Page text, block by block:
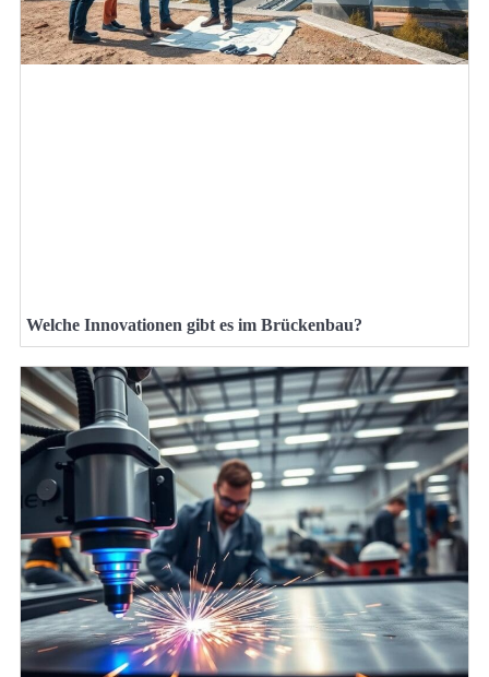
Welche Innovationen gibt es im Brückenbau?